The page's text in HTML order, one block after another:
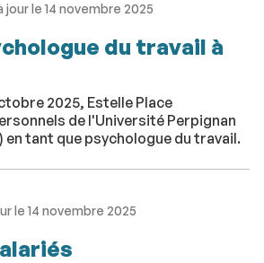
jour le 14 novembre 2025
du travail à
2025, Estelle Place
de l'Université Perpignan
en tant que psychologue du travail.
le 14 novembre 2025